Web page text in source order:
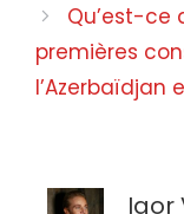
Qu’est-ce
premières
l’Azerbaïdjan
Igor